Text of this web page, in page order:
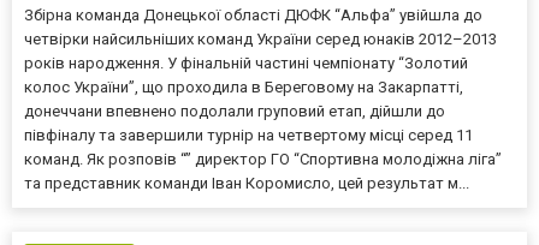
Збірна команда Донецької області ДЮФК “Альфа” увійшла до
четвірки найсильніших команд України серед юнаків 2012–2013
років народження. У фінальній частині чемпіонату “Золотий
колос України”, що проходила в Береговому на Закарпатті,
донеччани впевнено подолали груповий етап, дійшли до
півфіналу та завершили турнір на четвертому місці серед 11
команд. Як розповів “” директор ГО “Спортивна молодіжна ліга”
та представник команди Іван Коромисло, цей результат м...